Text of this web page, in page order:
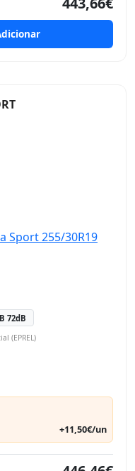
B 72dB
(EPREL)
+11,50€/un